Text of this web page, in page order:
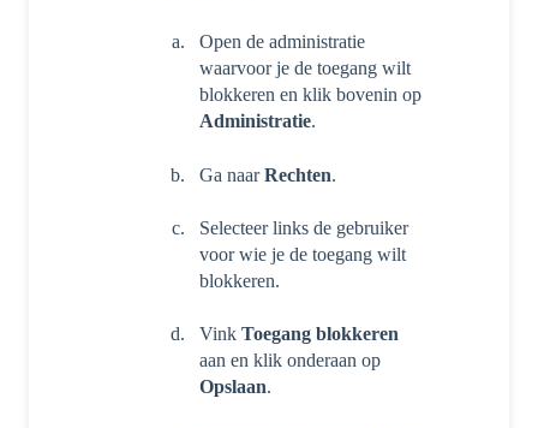
Open de administratie
waarvoor je de toegang wilt
blokkeren en klik bovenin op
Administratie.
Ga naarRechten.
Selecteer links de gebruiker
voor wie je de toegang wilt
blokkeren.
Vink Toegang blokkeren
aan en klik onderaan op
Opslaan.